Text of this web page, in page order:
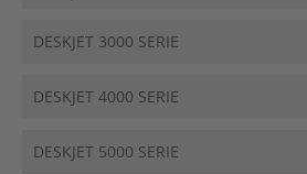
DESKJET 3000 SERIE
DESKJET 4000 SERIE
DESKJET 5000 SERIE